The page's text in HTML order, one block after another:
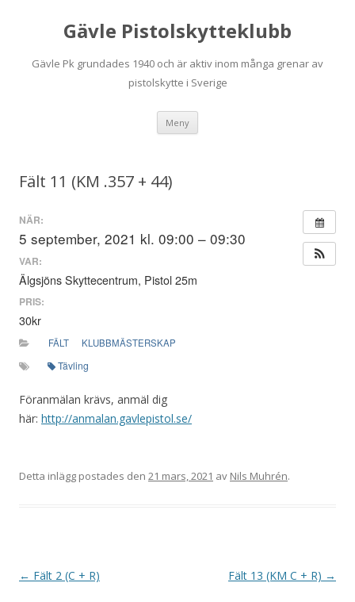
Gävle Pistolskytteklubb
Gävle Pk grundades 1940 och är aktiv inom många grenar av
pistolskytte i Sverige
Meny
Fält 11 (KM .357 + 44)
NÄR:
5 september, 2021 kl. 09:00 – 09:30
VAR:
Älgsjöns Skyttecentrum, Pistol 25m
PRIS:
30kr
FÄLT KLUBBMÄSTERSKAP
Tävling
Föranmälan krävs, anmäl dig
här: http://anmalan.gavlepistol.se/
Detta inlägg postades den 21 mars, 2021 av Nils Muhrén.
I← Fält 2 (C + R) Fält 13 (KM C + R) →